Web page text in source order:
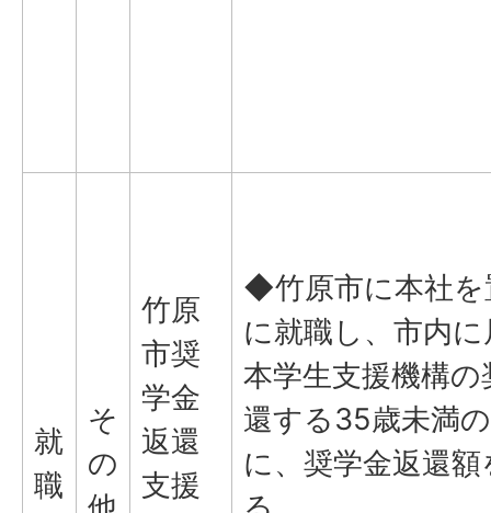
就
職
そ
の
竹原
市奨
学金
返還
支援
◆竹原市に本社を
に就職し、市内
本学生支援機構
還する35歳未満
に、奨学金返還